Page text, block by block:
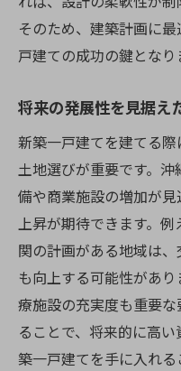
そのため、建築計画に
戸建ての成功の鍵となり
将来の発展性を見据え
新築一戸建てを建てる
土地選びが重要です。
備や商業施設の増加が
上昇が期待できます。
関の計画がある地域は
も向上する可能性があ
療施設の充実度も重要
ることで、将来的に高
築一戸建てを手に入れ